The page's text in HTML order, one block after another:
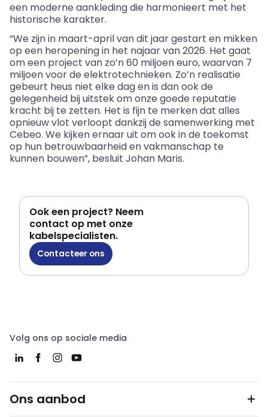
een moderne aankleding die harmonieert met het
historische karakter.
“We zijn in maart-april van dit jaar gestart en mikken
op een heropening in het najaar van 2026. Het gaat
om een project van zo’n 60 miljoen euro, waarvan 7
miljoen voor de elektrotechnieken. Zo’n realisatie
gebeurt heus niet elke dag en is dan ook de
gelegenheid bij uitstek om onze goede reputatie
kracht bij te zetten. Het is fijn te merken dat alles
opnieuw vlot verloopt dankzij de samenwerking met
Cebeo. We kijken ernaar uit om ook in de toekomst
op hun betrouwbaarheid en vakmanschap te
kunnen bouwen”, besluit Johan Maris.
Ook een project? Neem
contact op met onze
kabelspecialisten.
Contacteer ons
Volg ons op sociale media
Ons aanbod